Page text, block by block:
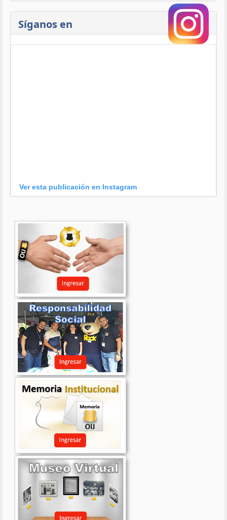
Síganos en
Ver esta publicación en Instagram